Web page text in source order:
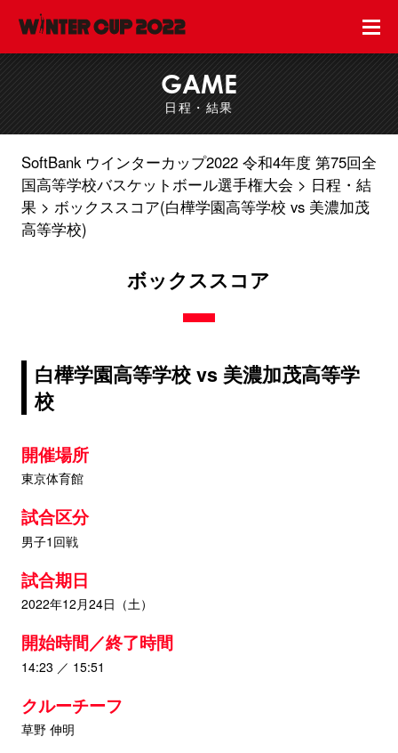
GAME
日程・結果
SoftBank ウインターカップ2022 令和4年度 第75回全
国高等学校バスケットボール選手権大会
日程・結
果
ボックススコア(白樺学園高等学校 vs 美濃加茂
高等学校)
ボックススコア
白樺学園高等学校 vs 美濃加茂高等学
校
開催場所
東京体育館
試合区分
男子1回戦
試合期日
2022年12月24日（土）
開始時間／終了時間
14:23 ／ 15:51
クルーチーフ
草野 伸明